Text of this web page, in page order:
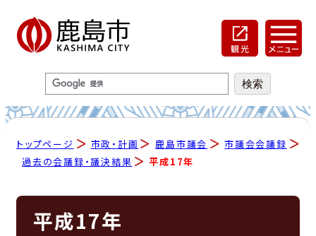
トップページ 市政・計画 鹿島市議会
市議会会議録
過去の会議録・議決結果
平成17年
平成17年